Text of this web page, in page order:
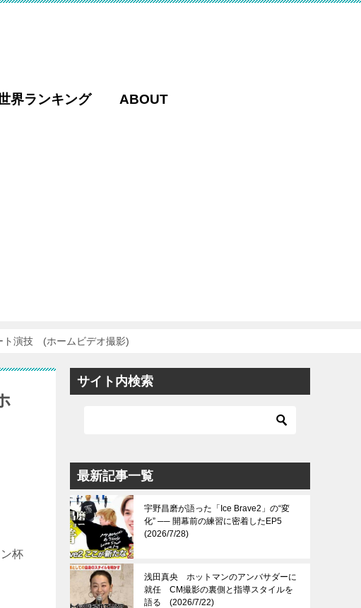
界ランキング ABOUT
演技 (ホームビデオ撮影)
杯
サイト内検索
最新記事一覧
宇野昌磨が語った「Ice Brave2」の“変
化” ── 開幕前の練習に密着したEP5
(2026/7/28)
浅田真央 ホットマンのアンバサダーに
就任 CM撮影の裏側と指導スタイルを
語る (2026/7/22)